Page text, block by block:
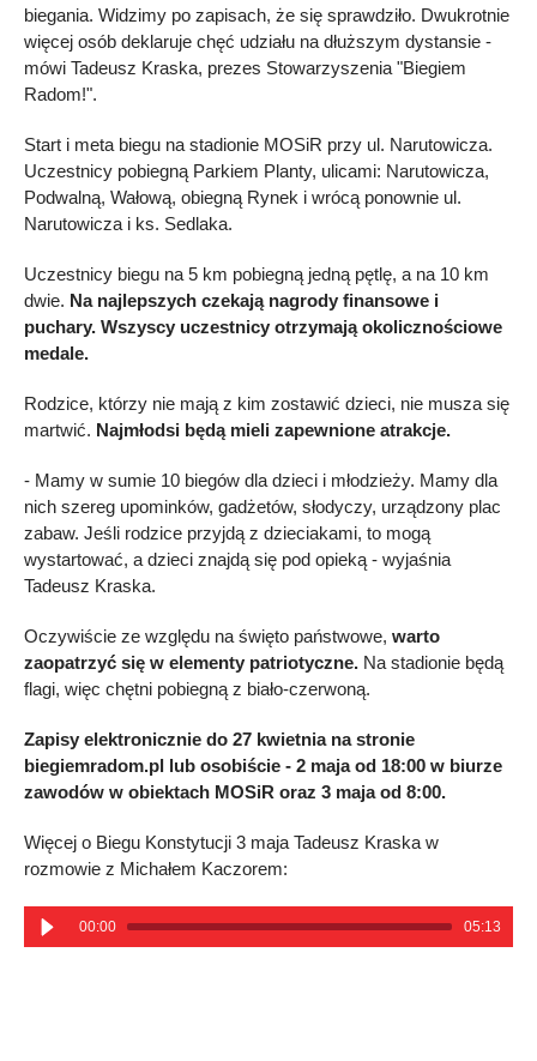
biegania. Widzimy po zapisach, że się sprawdziło. Dwukrotnie
więcej osób deklaruje chęć udziału na dłuższym dystansie -
mówi Tadeusz Kraska, prezes Stowarzyszenia "Biegiem
Radom!".
Start i meta biegu na stadionie MOSiR przy ul. Narutowicza.
Uczestnicy pobiegną Parkiem Planty, ulicami: Narutowicza,
Podwalną, Wałową, obiegną Rynek i wrócą ponownie ul.
Narutowicza i ks. Sedlaka.
Uczestnicy biegu na 5 km pobiegną jedną pętlę, a na 10 km
dwie. Na najlepszych czekają nagrody finansowe i
puchary. Wszyscy uczestnicy otrzymają okolicznościowe
medale.
Rodzice, którzy nie mają z kim zostawić dzieci, nie musza się
martwić. Najmłodsi będą mieli zapewnione atrakcje.
- Mamy w sumie 10 biegów dla dzieci i młodzieży. Mamy dla
nich szereg upominków, gadżetów, słodyczy, urządzony plac
zabaw. Jeśli rodzice przyjdą z dzieciakami, to mogą
wystartować, a dzieci znajdą się pod opieką - wyjaśnia
Tadeusz Kraska.
Oczywiście ze względu na święto państwowe, warto
zaopatrzyć się w elementy patriotyczne. Na stadionie będą
flagi, więc chętni pobiegną z biało-czerwoną.
Zapisy elektronicznie do 27 kwietnia na stronie
biegiemradom.pl lub osobiście - 2 maja od 18:00 w biurze
zawodów w obiektach MOSiR oraz 3 maja od 8:00.
Więcej o Biegu Konstytucji 3 maja Tadeusz Kraska w
rozmowie z Michałem Kaczorem:
00:00 05:13